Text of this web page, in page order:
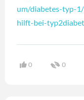
um/diabetes-typ-
hilft-bei-
0 0